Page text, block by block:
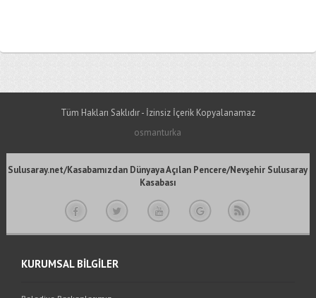
Tüm Hakları Saklıdır - İzinsiz İçerik Kopyalanamaz
osmanturka
Sulusaray.net/Kasabamızdan Dünyaya Açılan Pencere/Nevşehir Sulusaray
Kasabası
KURUMSAL BİLGİLER